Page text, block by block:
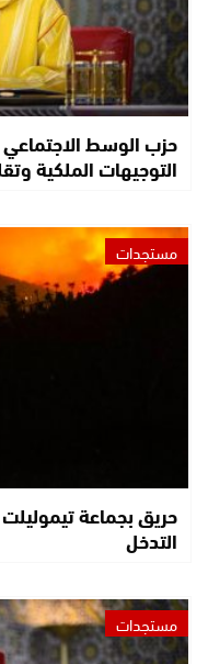
حزب الوسط الاجتماعي
التوجيهات الملكية
مستجدات
حريق بجماعة
التدخل
مستجدات